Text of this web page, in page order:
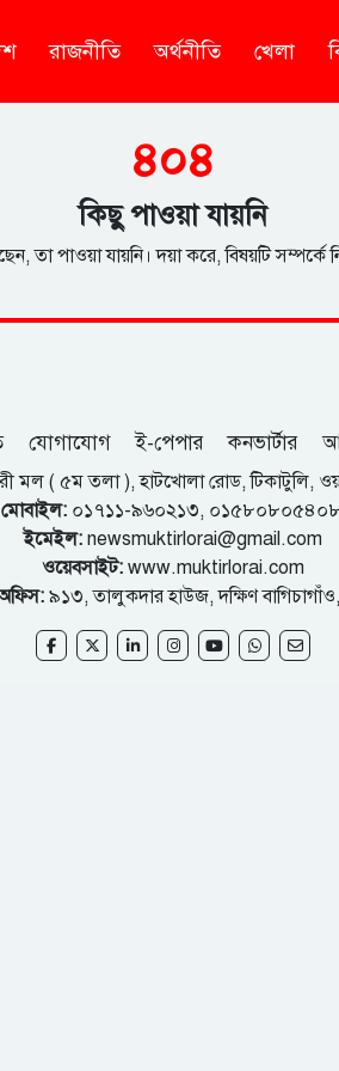
রাজনীতি অর্থনীতি খেলা
৪০৪
কিছু পাওয়া যায়নি
তা পাওয়া যায়নি। দয়া করে, বিষয়টি সম্পর্কে
যোগাযোগ ই-পেপার কনভার্টার
মল ( ৫ম তলা ), হাটখোলা রোড, টিকাটুলি,
মোবাইল:০১৭১১-৯৬০২১৩, ০১৫৮০৮০৫৪০৮
ইমেইল: newsmuktirlorai@gmail.com
ওয়েবসাইট: www.muktirlorai.com
অফিস:৯১৩, তালুকদার হাউজ, দক্ষিণ বাগিচাগাঁও,